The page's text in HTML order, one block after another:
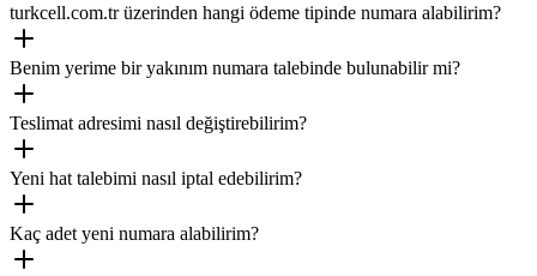
turkcell.com.tr üzerinden hangi ödeme tipinde numara alabilirim?
Benim yerime bir yakınım numara talebinde bulunabilir mi?
Teslimat adresimi nasıl değiştirebilirim?
Yeni hat talebimi nasıl iptal edebilirim?
Kaç adet yeni numara alabilirim?